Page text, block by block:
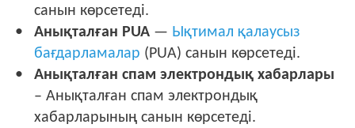
санын көрсетеді.
Анықталған PUA — Ықтимал қалаусыз
бағдарламалар (PUA) санын көрсетеді.
Анықталған спам электрондық хабарлары
– Анықталған спам электрондық
хабарларының санын көрсетеді.